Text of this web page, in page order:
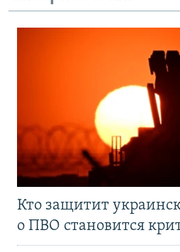
Кто защитит
о ПВО становится